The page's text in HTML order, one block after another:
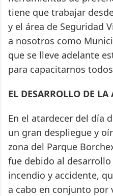
tiene que trabajar
y el área de Seguridad
a nosotros como
que se lleve adelante
para capacitarnos
EL DESARROLLO DE
En el atardecer del día
un gran despliegue y
zona del Parque
fue debido al
incendio y accidente,
a cabo en conjunto